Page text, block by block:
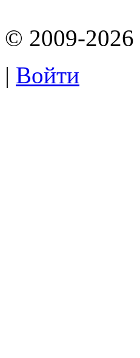
© 2009-2026
| Войти